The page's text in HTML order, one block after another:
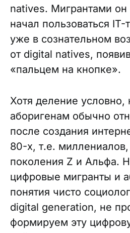
natives. Мигрантами он
начал пользоваться IT-
уже в сознательном
от digital natives,
«пальцем на кнопке».
Хотя деление
аборигенам обычно
после создания
80-х, т.е.
поколения Z и Альфа.
цифровые мигранты и
понятия чисто
digital generation, не
формируем эту